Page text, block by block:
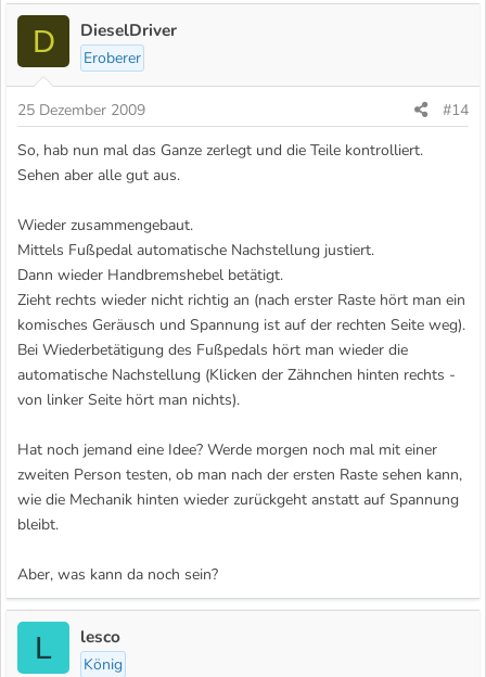
D DieselDriver
Eroberer
25 Dezember 2009
#14
So, hab nun mal das Ganze zerlegt und die Teile kontrolliert.
Sehen aber alle gut aus.
Wieder zusammengebaut.
Mittels Fußpedal automatische Nachstellung justiert.
Dann wieder Handbremshebel betätigt.
Zieht rechts wieder nicht richtig an (nach erster Raste hört man ein
komisches Geräusch und Spannung ist auf der rechten Seite weg).
Bei Wiederbetätigung des Fußpedals hört man wieder die
automatische Nachstellung (Klicken der Zähnchen hinten rechts -
von linker Seite hört man nichts).
Hat noch jemand eine Idee? Werde morgen noch mal mit einer
zweiten Person testen, ob man nach der ersten Raste sehen kann,
wie die Mechanik hinten wieder zurückgeht anstatt auf Spannung
bleibt.
Aber, was kann da noch sein?
L lesco
König